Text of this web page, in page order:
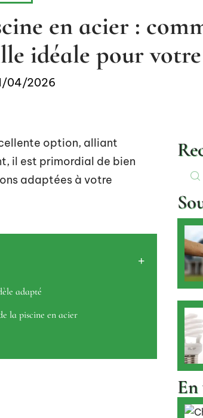
en acier :
idéale pour
04/2026
option, alliant
il est primordial de bien
adaptées à votre
adapté
la piscine en acier
En